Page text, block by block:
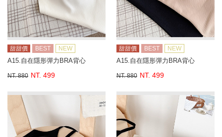
甜甜價 BEST NEW
A15.自在隱形彈力BRA背心
NT. 880 NT. 499
甜甜價 BEST NEW
A15.自在隱形彈力BRA背心
NT. 880 NT. 499